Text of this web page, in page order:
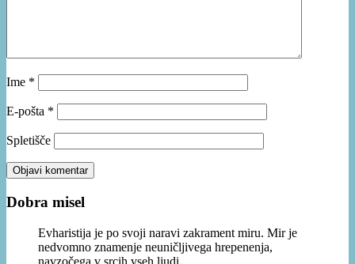
Ime *
E-pošta *
Spletišče
Dobra misel
Evharistija je po svoji naravi zakrament miru. Mir je
nedvomno znamenje neuničljivega hrepenenja,
navzočega v srcih vseh ljudi.